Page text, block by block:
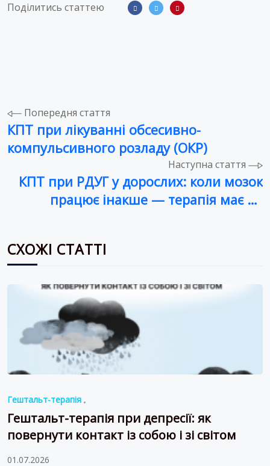
Поділитись статтею
Навігація
записів
Попередня стаття
КПТ при лікуванні обсесивно-
компульсивного розладу (ОКР)
Наступна стаття
КПТ при РДУГ у дорослих: коли мозок
працює інакше — терапія має це
СХОЖІ СТАТТІ
Гештальт-терапія
Гештальт-терапія при депресії: як
повернути контакт із собою і зі світом
01.07.2026